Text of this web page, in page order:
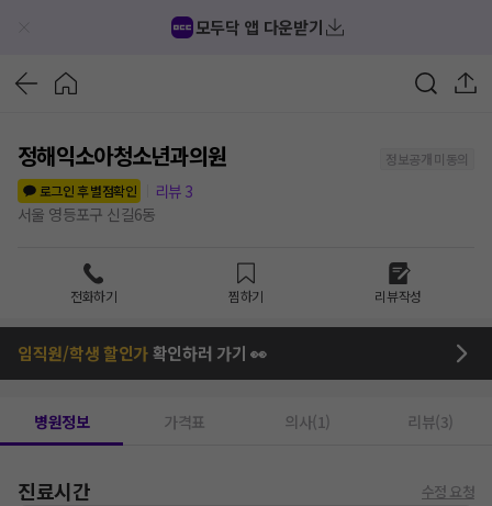
모두닥 앱 다운받기
정해익소아청소년과의원
정보공개 미동의
로그인 후 별점확인
리뷰 3
서울 영등포구 신길6동
전화하기 찜하기 리뷰작성
임직원/학생 할인가확인하러 가기 👀
병원정보 가격표 의사(1) 리뷰(3)
진료시간 수정 요청